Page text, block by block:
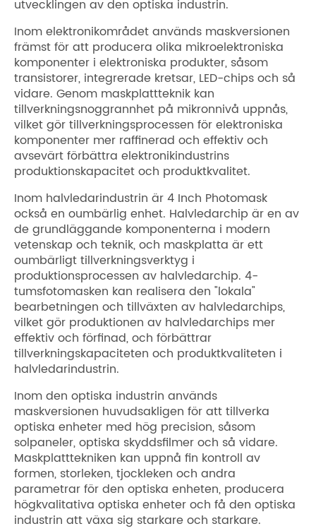
utvecklingen av den optiska industrin.
Inom elektronikområdet används maskversionen
främst för att producera olika mikroelektroniska
komponenter i elektroniska produkter, såsom
transistorer, integrerade kretsar, LED-chips och så
vidare. Genom maskplattteknik kan
tillverkningsnoggrannhet på mikronnivå uppnås,
vilket gör tillverkningsprocessen för elektroniska
komponenter mer raffinerad och effektiv och
avsevärt förbättra elektronikindustrins
produktionskapacitet och produktkvalitet.
Inom halvledarindustrin är 4 Inch Photomask
också en oumbärlig enhet. Halvledarchip är en av
de grundläggande komponenterna i modern
vetenskap och teknik, och maskplatta är ett
oumbärligt tillverkningsverktyg i
produktionsprocessen av halvledarchip. 4-
tumsfotomasken kan realisera den "lokala"
bearbetningen och tillväxten av halvledarchips,
vilket gör produktionen av halvledarchips mer
effektiv och förfinad, och förbättrar
tillverkningskapaciteten och produktkvaliteten i
halvledarindustrin.
Inom den optiska industrin används
maskversionen huvudsakligen för att tillverka
optiska enheter med hög precision, såsom
solpaneler, optiska skyddsfilmer och så vidare.
Maskplatttekniken kan uppnå fin kontroll av
formen, storleken, tjockleken och andra
parametrar för den optiska enheten, producera
högkvalitativa optiska enheter och få den optiska
industrin att växa sig starkare och starkare.